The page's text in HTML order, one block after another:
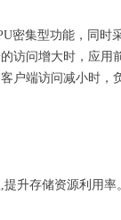
密集型功能，同时
访问增大时，应
户端访问减小时
升存储资源利用率